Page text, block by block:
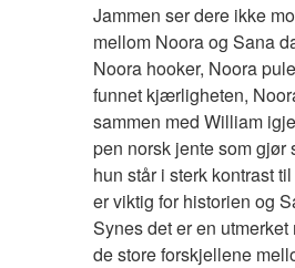
Jammen ser dere ikke
mellom Noora og Sana
Noora hooker, Noora
funnet kjærligheten,
sammen med William
pen norsk jente som gjør
hun står i sterk kontrast
er viktig for historien og
Synes det er en utmerket
de store forskjellene